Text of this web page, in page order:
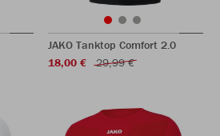
JAKO Tanktop Comfort 2.0
18,00 €
29,99 €